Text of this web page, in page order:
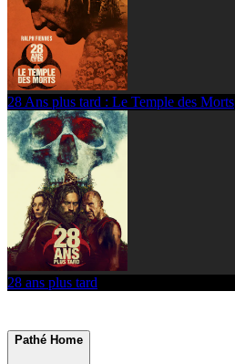
28 Ans plus tard : Le Temple des Morts
28 ans plus tard
Pathé Home